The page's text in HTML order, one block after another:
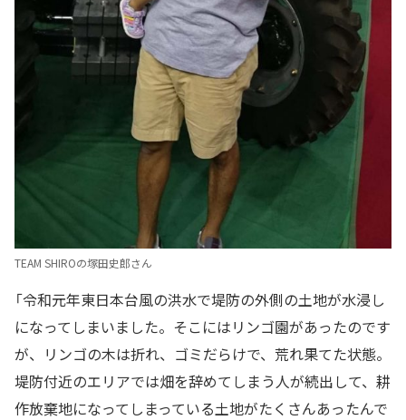
TEAM SHIROの塚田史郎さん
「令和元年東日本台風の洪水で堤防の外側の土地が水浸し
になってしまいました。そこにはリンゴ園があったのです
が、リンゴの木は折れ、ゴミだらけで、荒れ果てた状態。
堤防付近のエリアでは畑を辞めてしまう人が続出して、耕
作放棄地になってしまっている土地がたくさんあったんで